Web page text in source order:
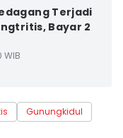
Terjadi
Bayar 2
WIB
Gunungkidul